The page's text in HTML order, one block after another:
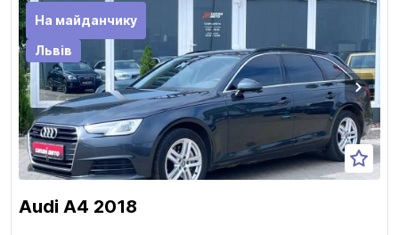
На майданчику
Львів
Audi A4 2018